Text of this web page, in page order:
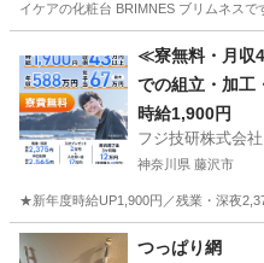
イケアの化粧台 BRIMNES ブリムネス
赤羽駅 ドレッサ
≪寮無料・月収
での組立・加工
時給1,900円
フジ技研株式会
神奈川県 藤沢市
★新年度時給UP1,900円／残業・深夜
神奈川 藤沢市 その他
つっぱり網